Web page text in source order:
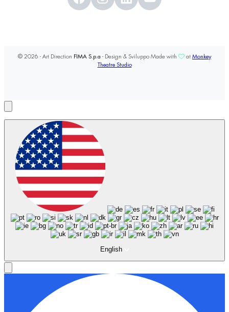
© 2026 - Art Direction FIMA S.p.a - Design & Sviluppo Made with at Monkey
Theatre Studio
English